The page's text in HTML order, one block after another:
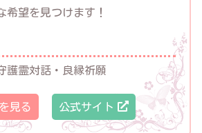
希望を見つけます！
護霊対話・良縁祈願
見る 公式サイト